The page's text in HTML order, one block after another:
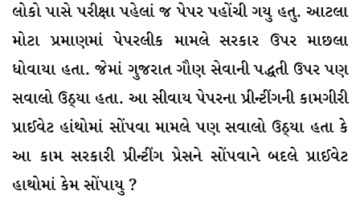
લોકો પાસે પરીક્ષા પહેલાં જ પેપર પહોંચી ગયુ હતુ. આટલા
મોટા પ્રમાણમાં પેપરલીક મામલે સરકાર ઉપર માછલા
ધોવાયા હતા. જેમાં ગુજરાત ગૌણ સેવાની પદ્ધતી ઉપર પણ
સવાલો ઉઠ્યા હતા. આ સીવાય પેપરના પ્રીન્ટીંગની કામગીરી
પ્રાઈવેટ હાંથોમાં સોંપવા મામલે પણ સવાલો ઉઠ્યા હતા કે
આ કામ સરકારી પ્રીન્ટીંગ પ્રેસને સોંપવાને બદલે પ્રાઈવેટ
હાથોમાં કેમ સોંપાયુ ?